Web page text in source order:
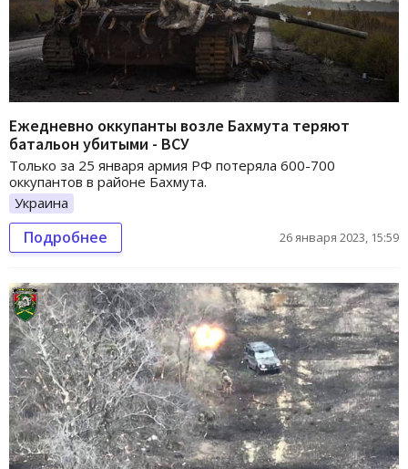
Ежедневно оккупанты возле Бахмута теряют
батальон убитыми - ВСУ
Только за 25 января армия РФ потеряла 600-700
оккупантов в районе Бахмута.
Украина
Подробнее 26 января 2023, 15:59